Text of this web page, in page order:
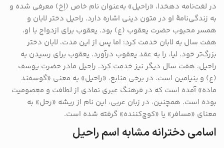
در لغت‌نامه دهخدا، «راحیل» به‌عنوان نام خاص (اِخ) معرفی شده و
به زندگی‌نامهٔ او در متون دینی اشاره دارد. راحیل دختر لابان و
همسر محبوب حضرت یعقوب (ع) بود. یعقوب برای ازدواج با او،
هفت سال به لابان خدمت کرد؛ اما پس از این مدت، لابان دختر
بزرگ‌تر خود، لیا، را به عقد یعقوب درآورد. یعقوب برای رسیدن به
راحیل، هفت سال دیگر نیز خدمت کرد. راحیل مادر حضرت یوسف
(ع) و بنیامین است. در برخی منابع، «راحیل» به معنی «گوسفند
ماده» آمده است که در فرهنگ عبری نمادی از لطافت و معصومیت
بوده است. همچنین، در زبان عربی، این نام از ریشه «رحل» به
معنای «مسافر» یا «کوچ‌کننده» گرفته شده است.
اسامی دخترانه مشابه اسم راحیل